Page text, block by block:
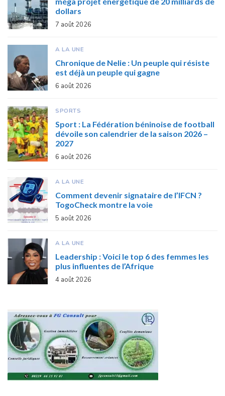
dollars
7 août 2026
A LA UNE
Chronique de Nelie : Un peuple qui résiste
est déjà un peuple qui gagne
6 août 2026
SPORTS
Sport : La Fédération béninoise de football
dévoile son calendrier de la saison 2026 –
2027
6 août 2026
A LA UNE
Comment devenir signataire de l’IFCN ?
TogoCheck montre la voie
5 août 2026
A LA UNE
Leadership : Voici le top 6 des femmes les
plus influentes de l’Afrique
4 août 2026